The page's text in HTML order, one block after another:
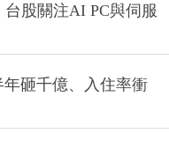
股關注AI PC與伺服
砸千億、入住率衝